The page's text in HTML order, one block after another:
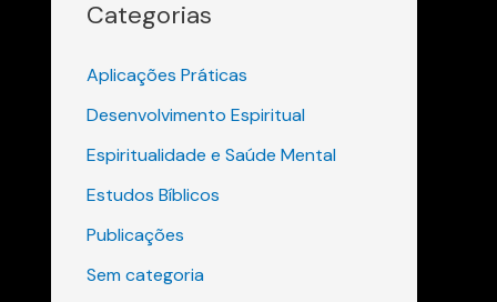
Categorias
Aplicações Práticas
Desenvolvimento Espiritual
Espiritualidade e Saúde Mental
Estudos Bíblicos
Publicações
Sem categoria